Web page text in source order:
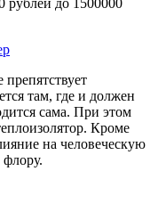
там, где и должен
сама. При этом
Кроме
на человеческую